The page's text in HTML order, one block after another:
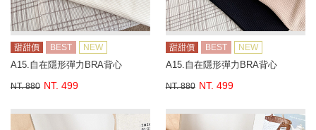
甜甜價 BEST NEW
A15.自在隱形彈力BRA背心
NT. 880 NT. 499
甜甜價 BEST NEW
A15.自在隱形彈力BRA背心
NT. 880 NT. 499